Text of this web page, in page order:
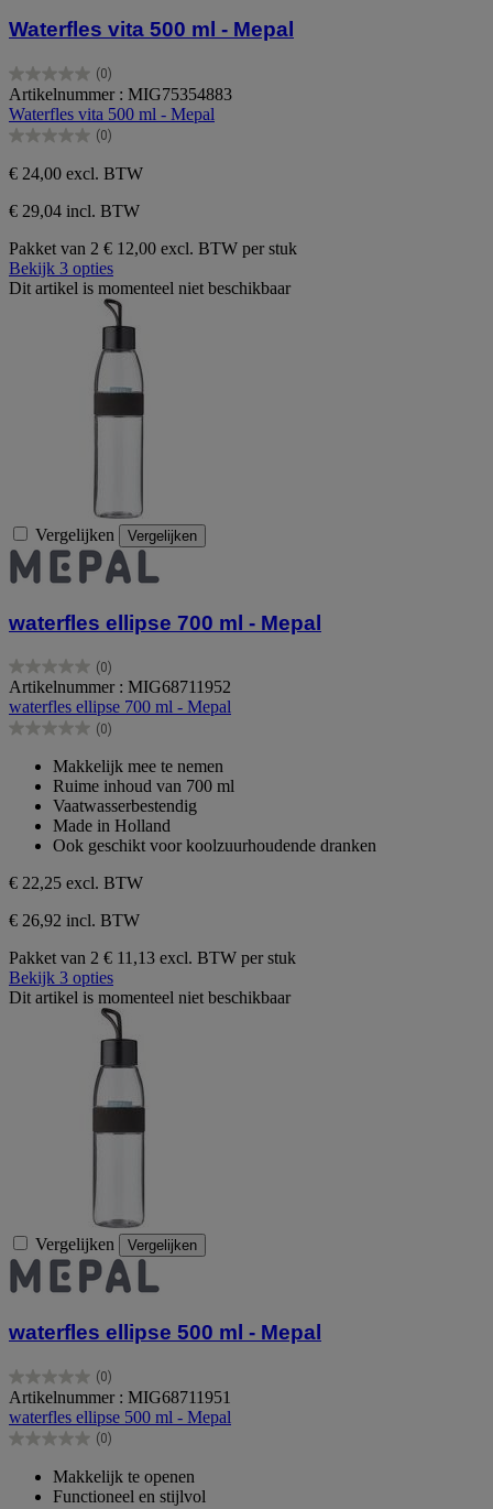
Waterfles vita 500 ml - Mepal
(0)
0.0
van
de
5
Artikelnummer : MIG75354883
Waterfles vita 500 ml - Mepal
(0)
0.0
van
de
5
sterren.
€ 24,00 excl. BTW
€ 29,04 incl. BTW
Pakket van 2 € 12,00 excl. BTW per stuk
Bekijk 3 opties
Dit artikel is momenteel niet beschikbaar
Vergelijken Vergelijken
waterfles ellipse 700 ml - Mepal
(0)
0.0
van
de
5
Artikelnummer : MIG68711952
waterfles ellipse 700 ml - Mepal
(0)
0.0
sterren.
Makkelijk mee te nemen
Ruime inhoud van 700 ml
Vaatwasserbestendig
Made in Holland
Ook geschikt voor koolzuurhoudende dranken
€ 22,25 excl. BTW
€ 26,92 incl. BTW
Pakket van 2 € 11,13 excl. BTW per stuk
Bekijk 3 opties
Dit artikel is momenteel niet beschikbaar
Vergelijken Vergelijken
waterfles ellipse 500 ml - Mepal
(0)
0.0
van
de
5
Artikelnummer : MIG68711951
waterfles ellipse 500 ml - Mepal
(0)
0.0
Makkelijk te openen
Functioneel en stijlvol